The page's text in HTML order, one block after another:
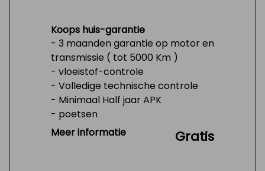
Koops huis-garantie
- 3 maanden garantie op motor en
transmissie ( tot 5000 Km )
- vloeistof-controle
- Volledige technische controle
- Minimaal Half jaar APK
- poetsen
- Tank 1/4 vol
Meer informatie Gratis